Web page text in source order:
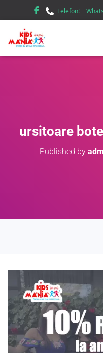
Telefon!
ursitoare
Published by